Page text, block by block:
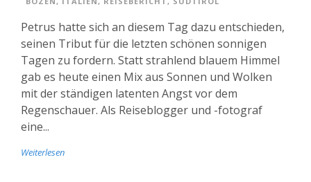
Petrus hatte sich an diesem Tag dazu entschieden,
seinen Tribut für die letzten schönen sonnigen
Tagen zu fordern. Statt strahlend blauem Himmel
gab es heute einen Mix aus Sonnen und Wolken
mit der ständigen latenten Angst vor dem
Regenschauer. Als Reiseblogger und -fotograf
eine...
Weiterlesen